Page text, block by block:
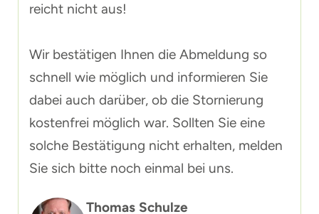
reicht nicht aus!
Wir bestätigen Ihnen die Abmeldung so
schnell wie möglich und informieren Sie
dabei auch darüber, ob die Stornierung
kostenfrei möglich war. Sollten Sie eine
solche Bestätigung nicht erhalten, melden
Sie sich bitte noch einmal bei uns.
Thomas Schulze